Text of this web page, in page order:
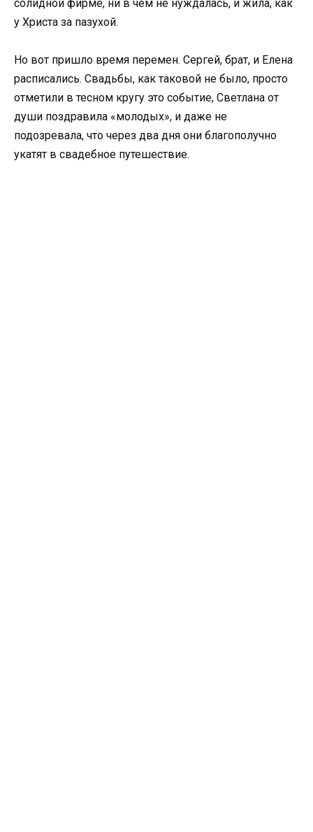
солидной фирме, ни в чем не нуждалась, и жила, как
у Христа за пазухой.
Но вот пришло время перемен. Сергей, брат, и Елена
расписались. Свадьбы, как таковой не было, просто
отметили в тесном кругу это событие, Светлана от
души поздравила «молодых», и даже не
подозревала, что через два дня они благополучно
укатят в свадебное путешествие.